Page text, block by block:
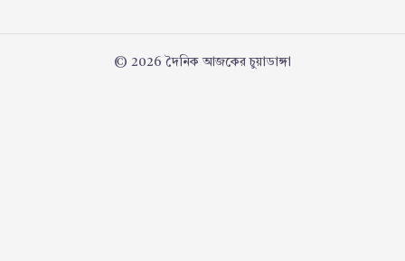
© 2026 দৈনিক আজকের চুয়াডাঙ্গা